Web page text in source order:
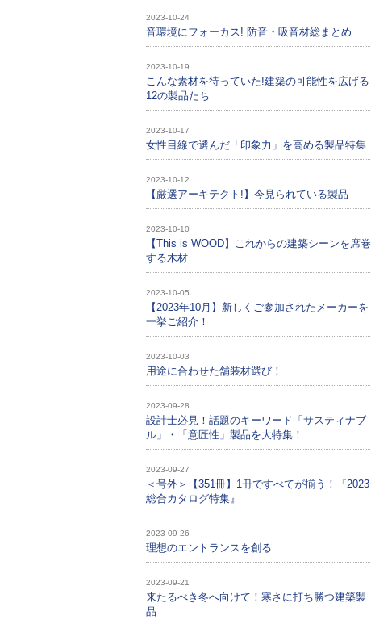
2023-10-24
音環境にフォーカス! 防音・吸音材総まとめ
2023-10-19
こんな素材を待っていた!建築の可能性を広げる
12の製品たち
2023-10-17
女性目線で選んだ「印象力」を高める製品特集
2023-10-12
【厳選アーキテクト!】今見られている製品
2023-10-10
【This is WOOD】これからの建築シーンを席巻
する木材
2023-10-05
【2023年10月】新しくご参加されたメーカーを
一挙ご紹介！
2023-10-03
用途に合わせた舗装材選び！
2023-09-28
設計士必見！話題のキーワード「サスティナブ
ル」・「意匠性」製品を大特集！
2023-09-27
＜号外＞【351冊】1冊ですべてが揃う！『2023
総合カタログ特集』
2023-09-26
理想のエントランスを創る
2023-09-21
来たるべき冬へ向けて！寒さに打ち勝つ建築製
品